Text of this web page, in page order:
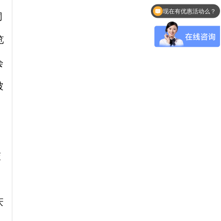
可以介绍下你们的产品么？